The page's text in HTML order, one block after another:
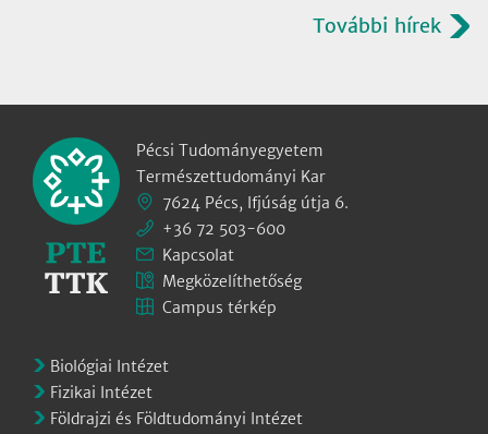
További hírek
Pécsi Tudományegyetem
Természettudományi Kar
7624 Pécs, Ifjúság útja 6.
+36 72 503-600
Kapcsolat
Megközelíthetőség
Campus térkép
Biológiai Intézet
Fizikai Intézet
Földrajzi és Földtudományi Intézet